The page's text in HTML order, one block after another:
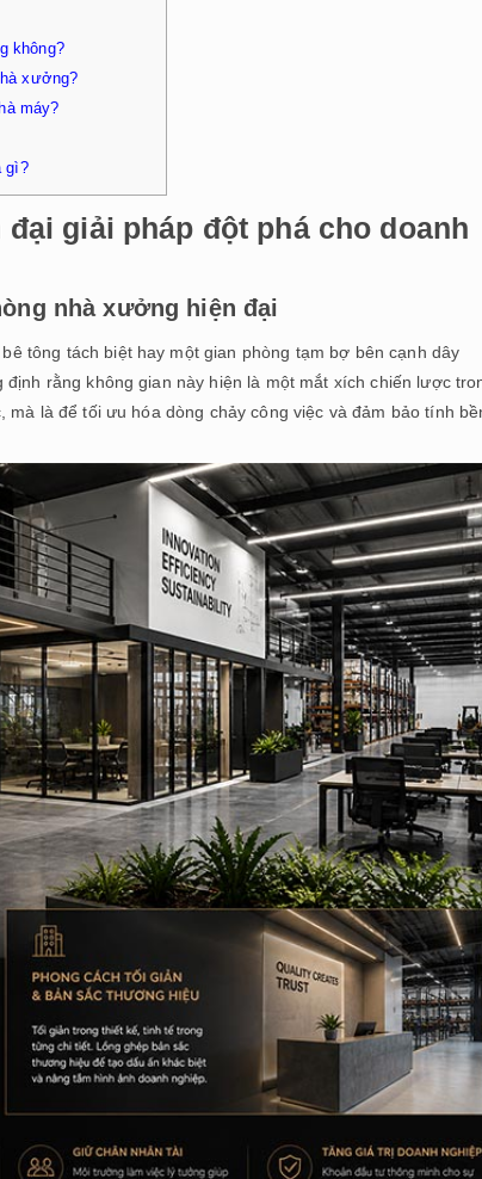
không?
xưởng?
máy?
gì?
giải pháp đột phá cho doanh
nhà xưởng hiện đại
tông tách biệt hay một gian phòng tạm bợ bên cạnh dây
rằng không gian này hiện là một mắt xích chiến lược
là để tối ưu hóa dòng chảy công việc và đảm bảo tính